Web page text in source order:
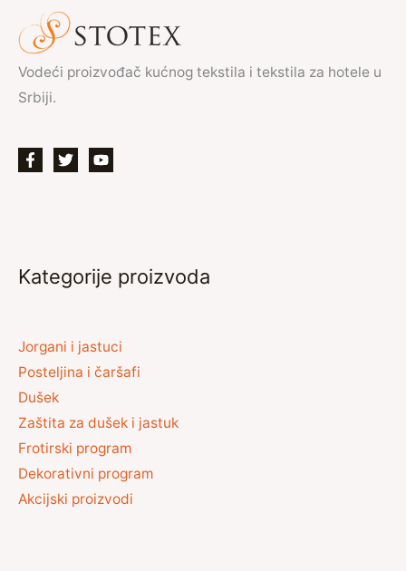
Vodeći proizvođač kućnog tekstila i tekstila za hotele u
Srbiji.
Kategorije proizvoda
Jorgani i jastuci
Posteljina i čaršafi
Dušek
Zaštita za dušek i jastuk
Frotirski program
Dekorativni program
Akcijski proizvodi